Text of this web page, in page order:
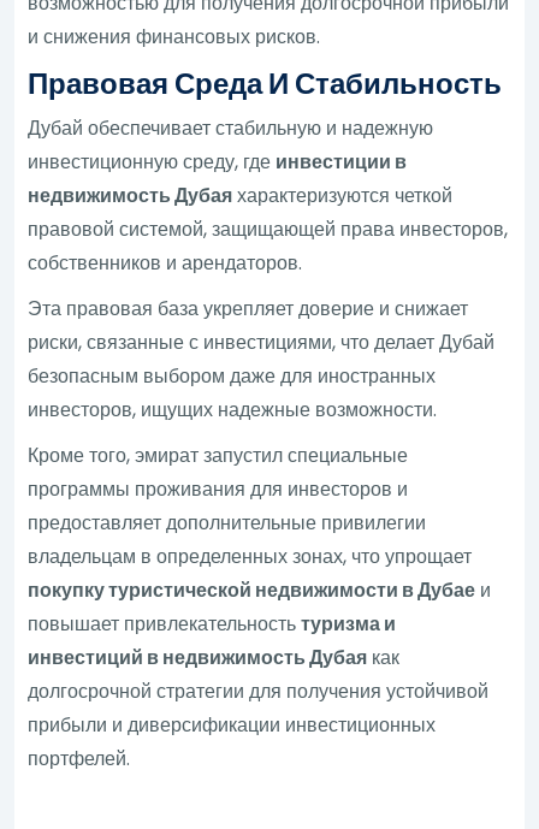
и снижения финансовых рисков.
Правовая Среда И Стабильность
Дубай обеспечивает стабильную и надежную
инвестиционную среду, где инвестиции в
недвижимость Дубаяхарактеризуются четкой
правовой системой, защищающей права инвесторов,
собственников и арендаторов.
Эта правовая база укрепляет доверие и снижает
риски, связанные с инвестициями, что делает Дубай
безопасным выбором даже для иностранных
инвесторов, ищущих надежные возможности.
Кроме того, эмират запустил специальные
программы проживания для инвесторов и
предоставляет дополнительные привилегии
владельцам в определенных зонах, что упрощает
покупку туристической недвижимости в Дубае и
повышает привлекательностьтуризма и
инвестиций в недвижимость Дубая как
долгосрочной стратегии для получения устойчивой
прибыли и диверсификации инвестиционных
портфелей.